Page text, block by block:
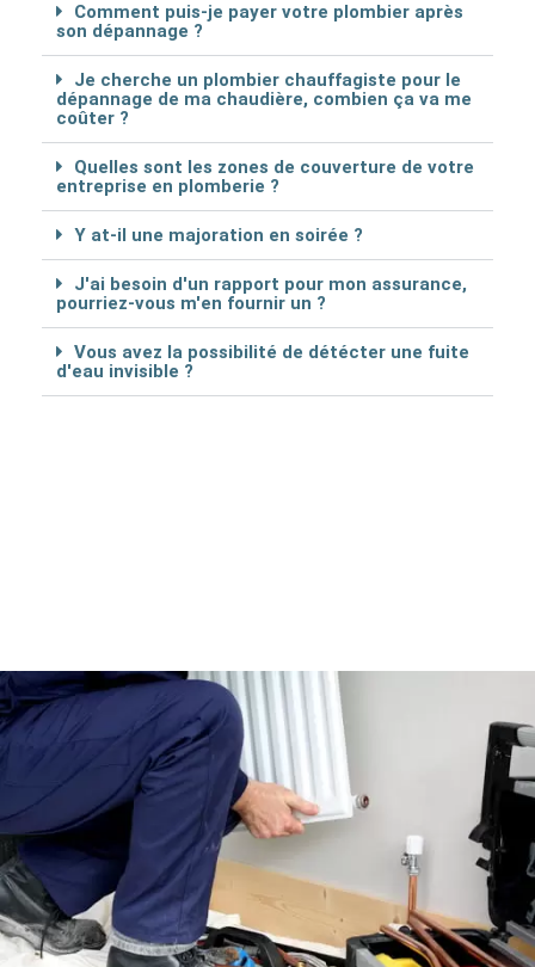
Comment puis-je payer votre plombier après
son dépannage ?
Je cherche un plombier chauffagiste pour le
dépannage de ma chaudière, combien ça va me
coûter ?
Quelles sont les zones de couverture de votre
entreprise en plomberie ?
Y at-il une majoration en soirée ?
J'ai besoin d'un rapport pour mon assurance,
pourriez-vous m'en fournir un ?
Vous avez la possibilité de détécter une fuite
d'eau invisible ?